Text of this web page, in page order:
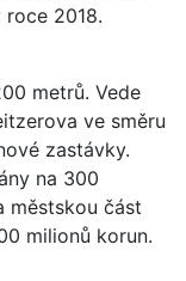
2018.
metrů. Vede
ve směru
zastávky.
na 300
městskou část
milionů korun.